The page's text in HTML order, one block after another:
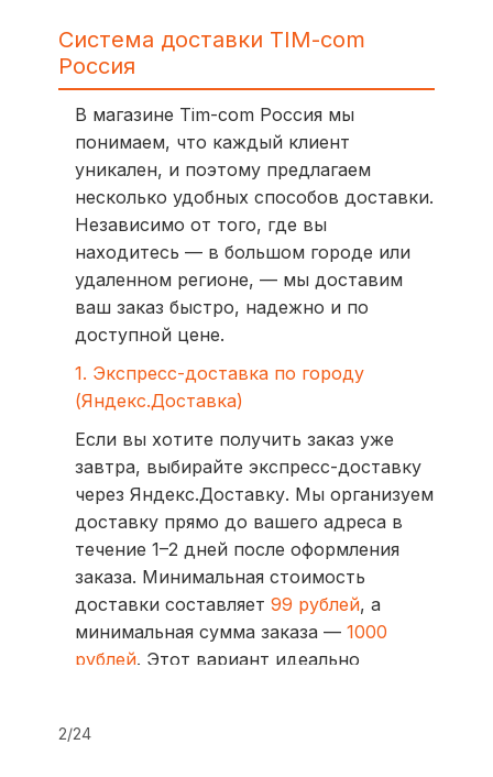
Система доставки TIM-com
Россия
В магазине Tim-com Россия мы
понимаем, что каждый клиент
уникален, и поэтому предлагаем
несколько удобных способов доставки.
Независимо от того, где вы
находитесь — в большом городе или
удаленном регионе, — мы доставим
ваш заказ быстро, надежно и по
доступной цене.
1. Экспресс-доставка по городу
(Яндекс.Доставка)
Если вы хотите получить заказ уже
завтра, выбирайте экспресс-доставку
через Яндекс.Доставку. Мы организуем
доставку прямо до вашего адреса в
течение 1–2 дней после оформления
заказа. Минимальная стоимость
доставки составляет 99 рублей, а
минимальная сумма заказа — 1000
рублей. Этот вариант идеально
2/24